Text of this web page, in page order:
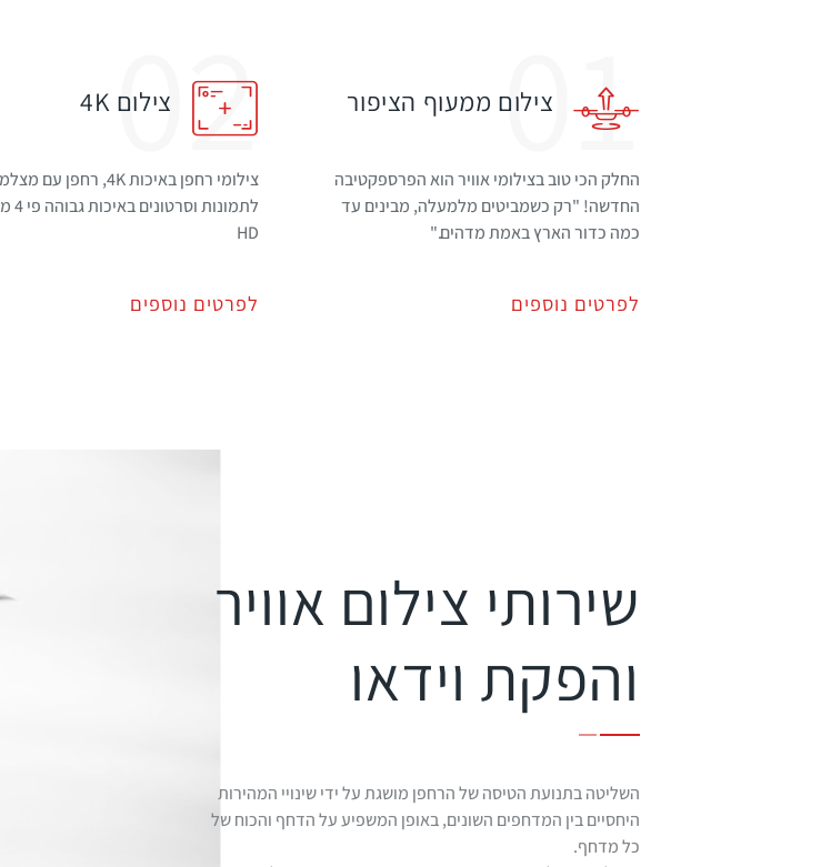
01צילום ממעוף הציפור
החלק הכי טוב בצילומי אוויר הוא הפרספקטיבה
החדשה! "רק כשמביטים מלמעלה, מבינים עד
כמה כדור הארץ באמת מדהים."
לפרטים נוספים
02
צילום 4K
HD
לפרטים נוספים
שירותי צילום אוויר
והפקת וידאו
השליטה בתנועת הטיסה של הרחפן מושגת על ידי שינויי המהירות
היחסיים בין המדחפים השונים, באופן המשפיע על הדחף והכוח של
כל מדחף.